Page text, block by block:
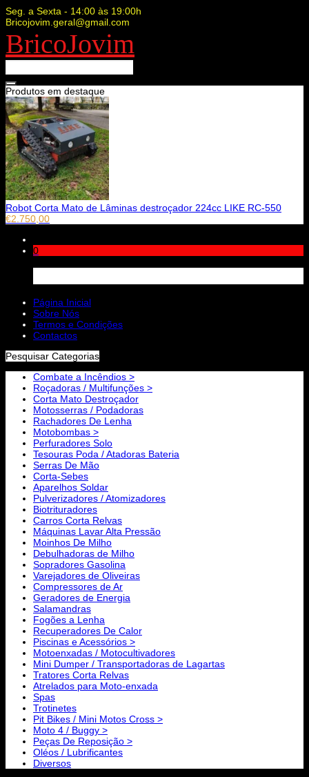
Seg. a Sexta - 14:00 às 19:00h
Bricojovim.geral@gmail.com
BricoJovim
Produtos em destaque
Robot Corta Mato de Lâminas destroçador 224cc LIKE RC-550
€2.750,00
0
Página Inicial
Sobre Nós
Termos e Condições
Contactos
Pesquisar Categorias
Combate a Incêndios >
Roçadoras / Multifunções >
Corta Mato Destroçador
Motosserras / Podadoras
Rachadores De Lenha
Motobombas >
Perfuradores Solo
Tesouras Poda / Atadoras Bateria
Serras De Mão
Corta-Sebes
Aparelhos Soldar
Pulverizadores / Atomizadores
Biotrituradores
Carros Corta Relvas
Máquinas Lavar Alta Pressão
Moinhos De Milho
Debulhadoras de Milho
Sopradores Gasolina
Varejadores de Oliveiras
Compressores de Ar
Geradores de Energia
Salamandras
Fogões a Lenha
Recuperadores De Calor
Piscinas e Acessórios >
Motoenxadas / Motocultivadores
Mini Dumper / Transportadoras de Lagartas
Tratores Corta Relvas
Atrelados para Moto-enxada
Spas
Trotinetes
Pit Bikes / Mini Motos Cross >
Moto 4 / Buggy >
Peças De Reposição >
Oléos / Lubrificantes
Diversos